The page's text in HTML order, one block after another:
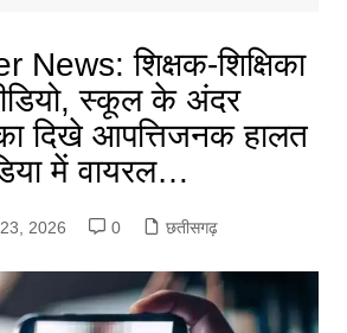
News: शिक्षक-शिक्षिका
स्कूल के अंदर
दिखे आपत्तिजनक हालत
में वायरल…
2026 0 छतीसगढ़